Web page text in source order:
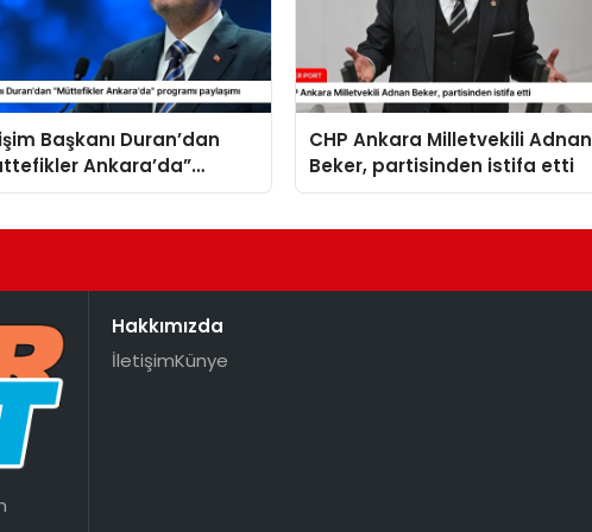
Başkanı Duran’dan
Ankara’da”
paylaşımı
CHP Ankara Milletvekili Adnan
Beker, partisinden istifa etti
Hakkımızda
İletişimKünye